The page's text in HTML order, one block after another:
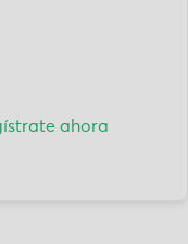
ahora